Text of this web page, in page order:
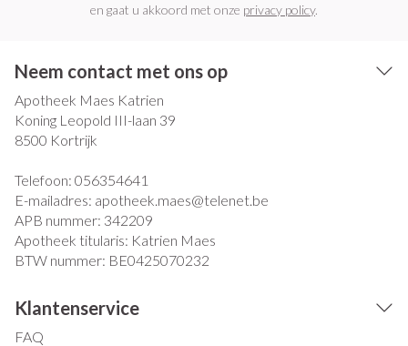
en gaat u akkoord met onze privacy policy.
Neem contact met ons op
Apotheek Maes Katrien
Koning Leopold III-laan 39
8500 Kortrijk
Telefoon: 056354641
E-mailadres: apotheek.maes@telenet.be
APB nummer: 342209
Apotheek titularis: Katrien Maes
BTW nummer: BE0425070232
Klantenservice
FAQ